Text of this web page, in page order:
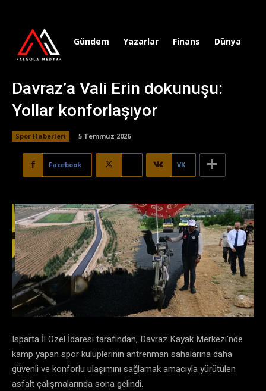
Gündem Yazarlar Finans Dünya
Davraz’a Vali Erin dokunuşu:
Yollar konforlaşıyor
Spor Haberleri 5 Temmuz 2026
Facebook VK
Isparta İl Özel İdaresi tarafından, Davraz Kayak Merkezi’nde
kamp yapan spor kulüplerinin antrenman sahalarına daha
güvenli ve konforlu ulaşımını sağlamak amacıyla yürütülen
asfalt çalışmalarında sona gelindi.